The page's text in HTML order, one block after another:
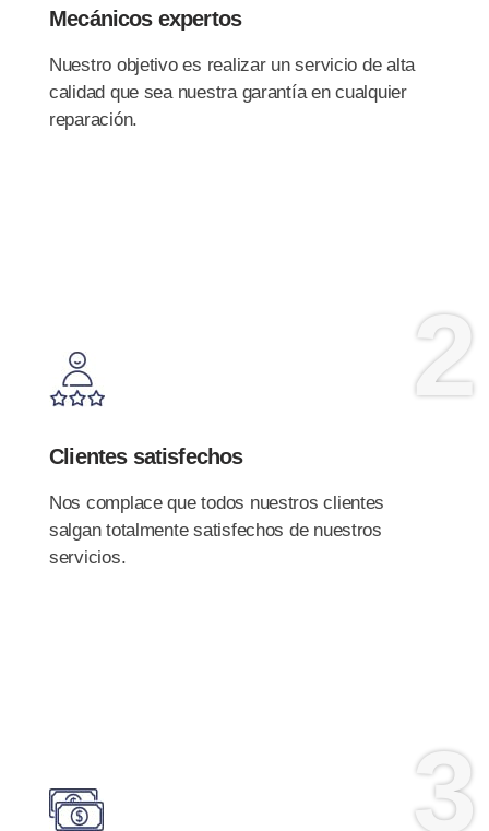
Mecánicos expertos
Nuestro objetivo es realizar un servicio de alta
calidad que sea nuestra garantía en cualquier
reparación.
2
Clientes satisfechos
Nos complace que todos nuestros clientes
salgan totalmente satisfechos de nuestros
servicios.
3